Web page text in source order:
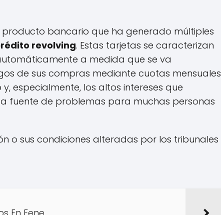
bancario que ha generado múltiples
revolving. Estas tarjetas se caracterizan
a medida que se va
de sus compras mediante cuotas mensuales
especialmente, los altos intereses que
fuente de problemas para muchas personas
o sus condiciones alteradas por los tribunales